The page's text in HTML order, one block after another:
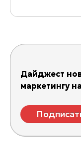
Дайджест
маркетингу